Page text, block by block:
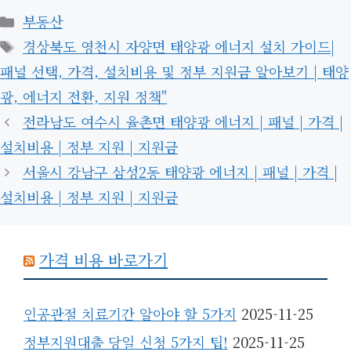
카
테
고
리
부동산
태
그
경상북도 영천시 자양면 태양광 에너지 설치 가이드|
패널 선택, 가격, 설치비용 및 정부 지원금 알아보기 | 태양
광, 에너지 전환, 지원 정책"
전라남도 여수시 율촌면 태양광 에너지 | 패널 | 가격 |
설치비용 | 정부 지원 | 지원금
서울시 강남구 삼성2동 태양광 에너지 | 패널 | 가격 |
설치비용 | 정부 지원 | 지원금
가격 비용 바로가기
인공관절 치료기간 알아야 할 5가지 2025-11-25
정부지원대출 당일 신청 5가지 팁! 2025-11-25